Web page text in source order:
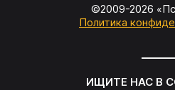
©2009-2026 «
Политика
ИЩИТЕ НАС В